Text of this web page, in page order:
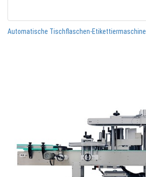
Automatische Tischflaschen-Etikettiermaschine